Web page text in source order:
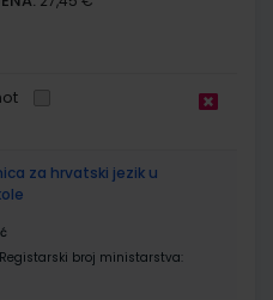
za hrvatski jezik u
Registarski broj ministarstva: